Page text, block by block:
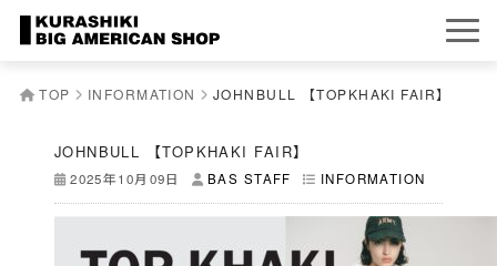
TOP INFORMATION JOHNBULL 【TOPKHAKI FAIR】
JOHNBULL 【TOPKHAKI FAIR】
2025年10月09日 BAS STAFF INFORMATION